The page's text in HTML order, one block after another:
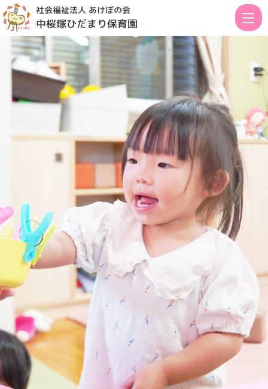
社会福祉法人 あけぼの会
中桜塚ひだまり保育園